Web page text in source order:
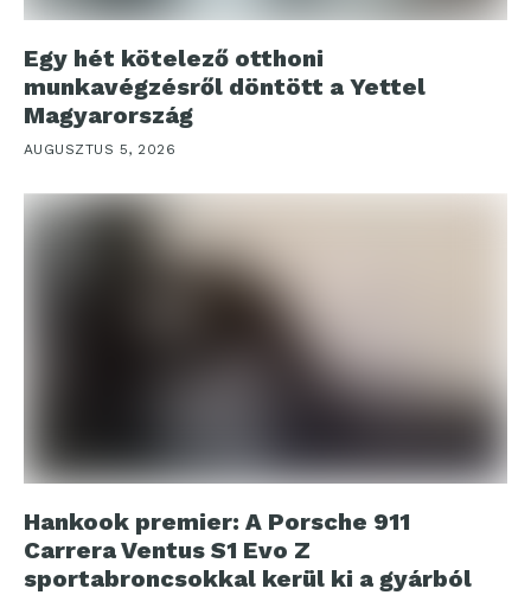
Egy hét kötelező otthoni
munkavégzésről döntött a Yettel
Magyarország
AUGUSZTUS 5, 2026
Hankook premier: A Porsche 911
Carrera Ventus S1 Evo Z
sportabroncsokkal kerül ki a gyárból